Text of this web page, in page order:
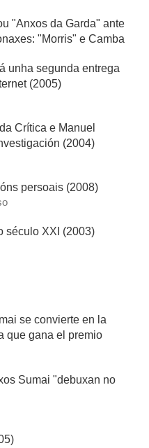
"Anxos da Garda" ante
"Morris" e Camba
unha segunda entrega
(2005)
Crítica e Manuel
(2004)
persoais (2008)
século XXI (2003)
se convierte en la
que gana el premio
Sumai "debuxan no